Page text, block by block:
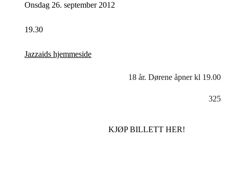
Onsdag 26. september 2012
19.30
Jazzaids hjemmeside
18 år. Dørene åpner kl 19.00
325
KJØP BILLETT HER!